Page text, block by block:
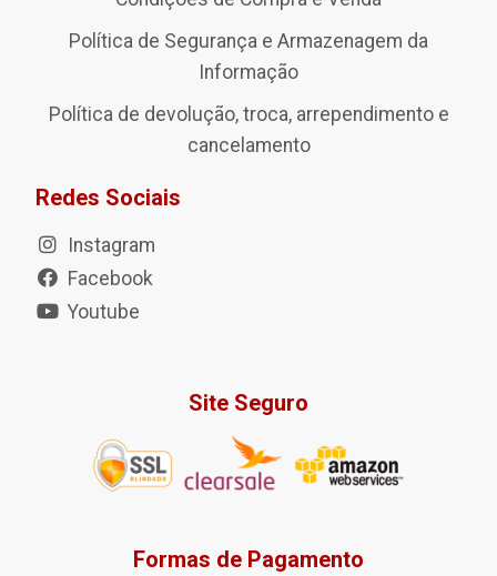
Política de Segurança e Armazenagem da
Informação
Política de devolução, troca, arrependimento e
cancelamento
Redes Sociais
Instagram
Facebook
Youtube
Site Seguro
Formas de Pagamento